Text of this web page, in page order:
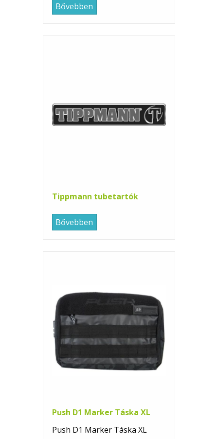
Bővebben
Tippmann tubetartók
Bővebben
Push D1 Marker Táska XL
Push D1 Marker Táska XL